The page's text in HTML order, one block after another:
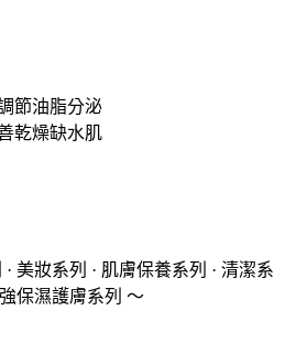
節油脂分泌
乾燥缺水肌
美妝系列 · 肌膚保養系列 · 清潔系
保濕護膚系列 ～